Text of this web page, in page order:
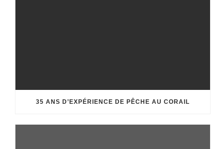
35 ANS D’EXPÉRIENCE DE PÊCHE AU CORAIL